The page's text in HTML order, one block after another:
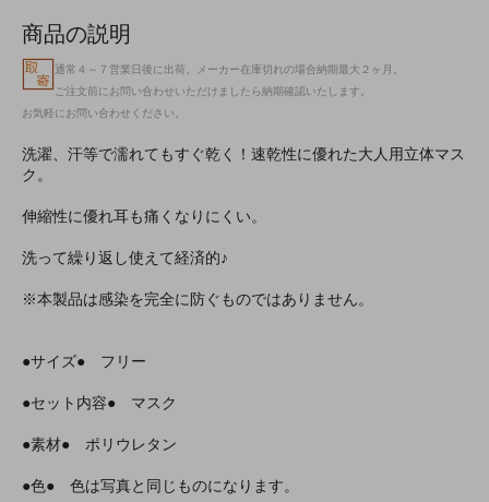
商品の説明
通常４～７営業日後に出荷。メーカー在庫切れの場合納期最大２ヶ月。
ご注文前にお問い合わせいただけましたら納期確認いたします。
お気軽にお問い合わせください。
洗濯、汗等で濡れてもすぐ乾く！速乾性に優れた大人用立体マス
ク。
伸縮性に優れ耳も痛くなりにくい。
洗って繰り返し使えて経済的♪
※本製品は感染を完全に防ぐものではありません。
●サイズ● フリー
●セット内容● マスク
●素材● ポリウレタン
●色● 色は写真と同じものになります。